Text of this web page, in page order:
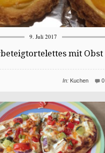
9. Juli 2017
mit Obst
0
In: Kuchen